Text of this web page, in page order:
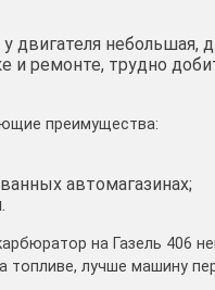
двигателя небольшая,
и ремонте, трудно
преимущества:
автомагазинах;
на Газель 406
лучше машину